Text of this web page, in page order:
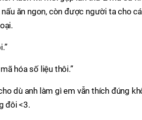
ăn ngon, còn được người ta cho
hóa số liệu thôi.”
dù anh làm gì em vẫn thích đúng
đôi <3.